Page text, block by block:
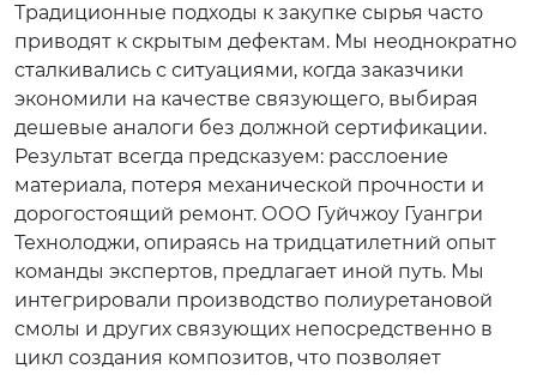
Традиционные подходы к закупке сырья часто
приводят к скрытым дефектам. Мы неоднократно
сталкивались с ситуациями, когда заказчики
экономили на качестве связующего, выбирая
дешевые аналоги без должной сертификации.
Результат всегда предсказуем: расслоение
материала, потеря механической прочности и
дорогостоящий ремонт. ООО Гуйчжоу Гуангри
Технолоджи, опираясь на тридцатилетний опыт
команды экспертов, предлагает иной путь. Мы
интегрировали производство полиуретановой
смолы и других связующих непосредственно в
цикл создания композитов, что позволяет